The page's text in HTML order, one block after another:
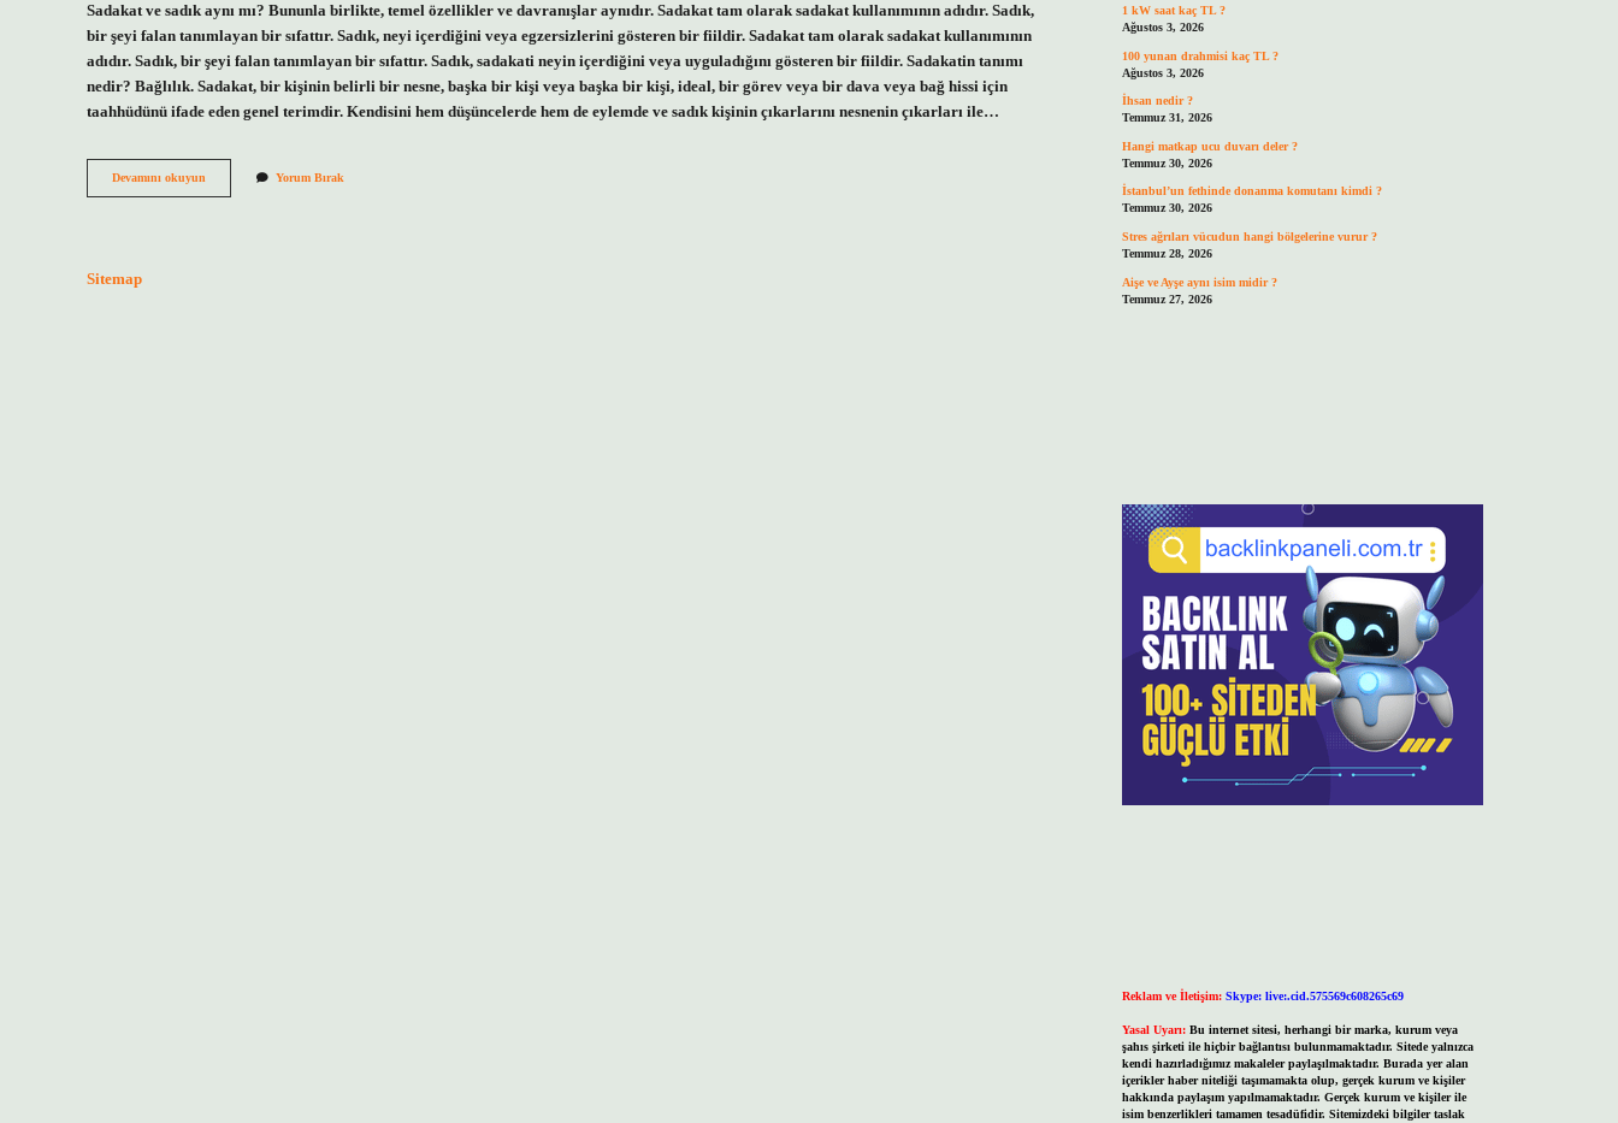
Sadakat ve sadık aynı mı? Bununla birlikte, temel özellikler ve davranışlar aynıdır. Sadakat tam olarak sadakat kullanımının adıdır. Sadık,
bir şeyi falan tanımlayan bir sıfattır. Sadık, neyi içerdiğini veya egzersizlerini gösteren bir fiildir. Sadakat tam olarak sadakat kullanımının
adıdır. Sadık, bir şeyi falan tanımlayan bir sıfattır. Sadık, sadakati neyin içerdiğini veya uyguladığını gösteren bir fiildir. Sadakatin tanımı
nedir? Bağlılık. Sadakat, bir kişinin belirli bir nesne, başka bir kişi veya başka bir kişi, ideal, bir görev veya bir dava veya bağ hissi için
taahhüdünü ifade eden genel terimdir. Kendisini hem düşüncelerde hem de eylemde ve sadık kişinin çıkarlarını nesnenin çıkarları ile…
Devamını okuyun
Ve
Yorum Bırak
Sitemap
1 kW saat kaç TL ?
Ağustos 3, 2026
100 yunan drahmisi kaç TL ?
Ağustos 3, 2026
İhsan nedir ?
Temmuz 31, 2026
Hangi matkap ucu duvarı deler ?
Temmuz 30, 2026
İstanbul’un fethinde donanma komutanı kimdi ?
Temmuz 30, 2026
Stres ağrıları vücudun hangi bölgelerine vurur ?
Temmuz 28, 2026
Aişe ve Ayşe aynı isim midir ?
Temmuz 27, 2026
Reklam ve İletişim: Skype: live:.cid.575569c608265c69
Yasal Uyarı: Bu internet sitesi, herhangi bir marka, kurum veya
şahıs şirketi ile hiçbir bağlantısı bulunmamaktadır. Sitede yalnızca
kendi hazırladığımız makaleler paylaşılmaktadır. Burada yer alan
içerikler haber niteliği taşımamakta olup, gerçek kurum ve kişiler
hakkında paylaşım yapılmamaktadır. Gerçek kurum ve kişiler ile
isim benzerlikleri tamamen tesadüfidir. Sitemizdeki bilgiler taslak